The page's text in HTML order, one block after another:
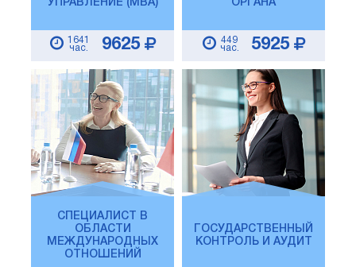
УПРАВЛЕНИЕ (MBA)
1641
час.
9625
ОРГАНА
449
час.
5925
СПЕЦИАЛИСТ В
ОБЛАСТИ
МЕЖДУНАРОДНЫХ
ОТНОШЕНИЙ
ГОСУДАРСТВЕННЫЙ
КОНТРОЛЬ И АУДИТ